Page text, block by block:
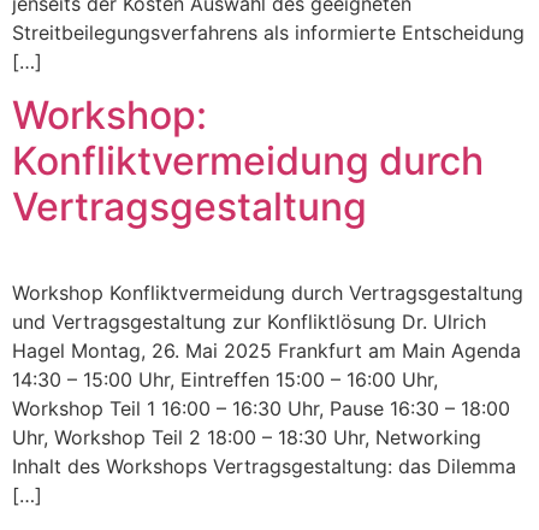
Streitbeilegungsverfahrens als informierte Entscheidung
[…]
Workshop:
Konfliktvermeidung durch
Vertragsgestaltung
Workshop Konfliktvermeidung durch Vertragsgestaltung
und Vertragsgestaltung zur Konfliktlösung Dr. Ulrich
Hagel Montag, 26. Mai 2025 Frankfurt am Main Agenda
14:30 – 15:00 Uhr, Eintreffen 15:00 – 16:00 Uhr,
Workshop Teil 1 16:00 – 16:30 Uhr, Pause 16:30 – 18:00
Uhr, Workshop Teil 2 18:00 – 18:30 Uhr, Networking
Inhalt des Workshops Vertragsgestaltung: das Dilemma
[…]